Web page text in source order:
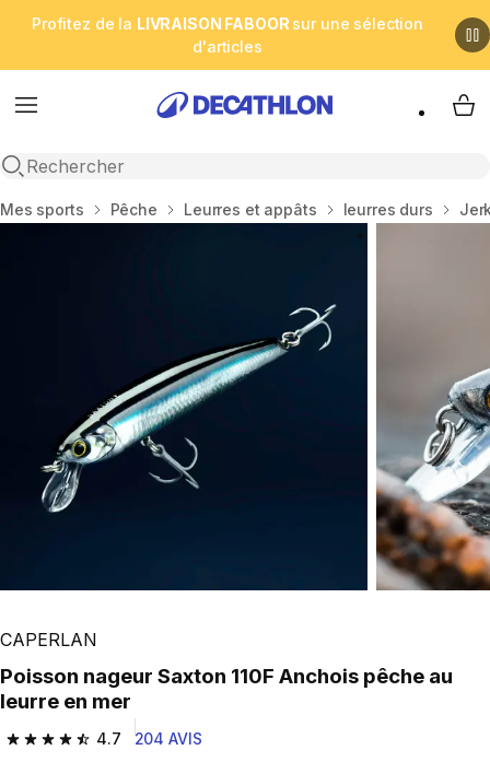
Profitez de la LIVRAISON FABOOR sur une sélection
d'articles
Menu
Open search
My
Accueil
Mes sports Pêche Leurres et appâts leurres durs
CAPERLAN
Poisson nageur Saxton 110F Anchois pêche au
leurre en mer
4.7
4.7 out of 5 stars from 204 reviews
204 AVIS